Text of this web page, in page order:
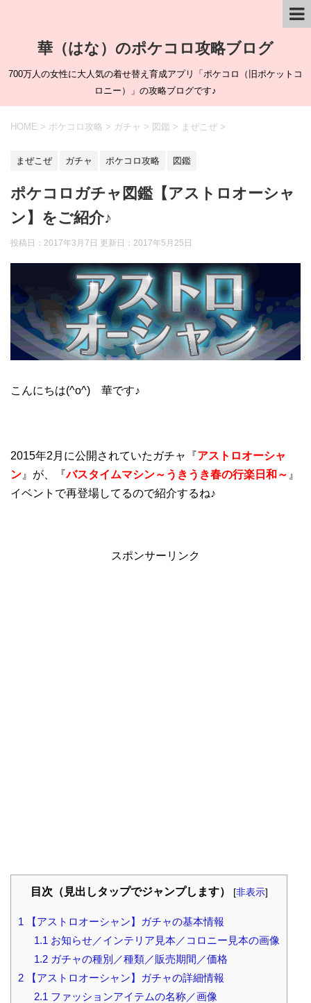
華（はな）のポケコロ攻略ブログ
700万人の女性に大人気の着せ替え育成アプリ「ポケコロ（旧ポケットコ
ロニー）」の攻略ブログです♪
HOME > ポケコロ攻略 > ガチャ > 図鑑 > まぜこぜ >
まぜこぜ ガチャ ポケコロ攻略 図鑑
ポケコロガチャ図鑑【アストロオーシャ
ン】をご紹介♪
投稿日：2017年3月7日 更新日： 2017年5月25日
こんにちは(^o^) 華です♪
2015年2月に公開されていたガチャ『アストロオーシャ
ン 』が、『バスタイムマシン～うきうき春の行楽日和～ 』
イベントで再登場してるので紹介するね♪
スポンサーリンク
目次（見出しタップでジャンプします） [非表示]
1 【アストロオーシャン】ガチャの基本情報
1.1 お知らせ／インテリア見本／コロニー見本の画像
1.2ガチャの種別／種類／販売期間／価格
2 【アストロオーシャン】ガチャの詳細情報
2.1 ファッションアイテムの名称／画像